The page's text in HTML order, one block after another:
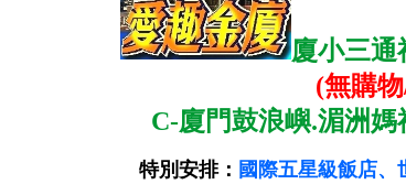
廈小三通
(無購
C-廈門鼓浪嶼.湄洲媽
特別安排： 國際五星級飯店